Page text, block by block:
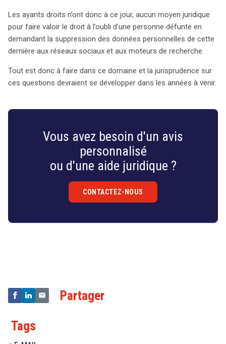
Les ayants droits n’ont donc à ce jour, aucun moyen juridique
pour faire valoir le droit à l’oubli d’une personne défunte en
demandant la suppression des données personnelles de cette
dernière aux réseaux sociaux et aux moteurs de recherche.
Tout est donc à faire dans ce domaine et la jurisprudence sur
ces questions devraient se développer dans les années à venir.
Vous avez besoin d'un avis
personnalisé
ou d'une aide juridique ?
CONTACTEZ-NOUS
Partager
Tags